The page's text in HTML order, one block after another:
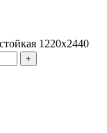
1220х2440